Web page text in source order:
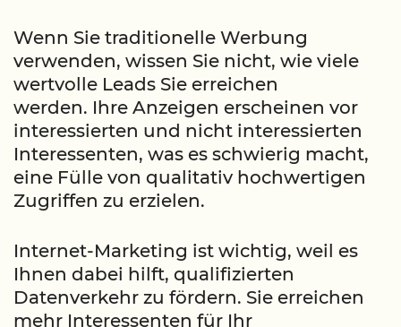
Wenn Sie traditionelle Werbung
verwenden, wissen Sie nicht, wie viele
wertvolle Leads Sie erreichen
werden. Ihre Anzeigen erscheinen vor
interessierten und nicht interessierten
Interessenten, was es schwierig macht,
eine Fülle von qualitativ hochwertigen
Zugriffen zu erzielen.
Internet-Marketing ist wichtig, weil es
Ihnen dabei hilft, qualifizierten
Datenverkehr zu fördern. Sie erreichen
mehr Interessenten für Ihr